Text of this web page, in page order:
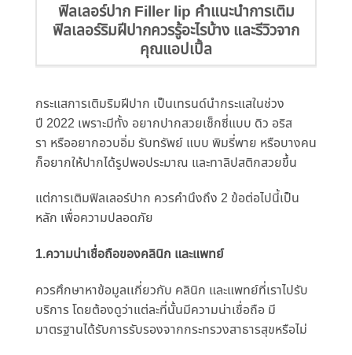
ฟิลเลอร์ปาก Filler lip คำแนะนำการเติม
ฟิลเลอร์ริมฝีปากควรรู้อะไรบ้าง และรีวิวจาก
คุณแอปเปิ้ล
กระแสการเติมริมฝีปาก เป็นเทรนด์นำกระแสในช่วง
ปี 2022 เพราะมีทั้ง อยากปากสวยเซ็กซี่แบบ ดิว อริส
รา หรืออยากอวบอิ่ม รับทรัพย์ แบบ พิมรี่พาย หรือบางคน
ก็อยากให้ปากได้รูปพอประมาณ และทาลิปสติกสวยขึ้น
แต่การเติมฟิลเลอร์ปาก ควรคำนึงถึง 2 ข้อต่อไปนี้เป็น
หลัก เพื่อความปลอดภัย
1.ความน่าเชื่อถือของคลินิก และแพทย์
ควรศึกษาหาข้อมูลเเกี่ยวกับ คลินิก และแพทย์ที่เราไปรับ
บริการ โดยต้องดูว่าแต่ละที่นั้นมีความน่าเชื่อถือ มี
มาตรฐานได้รับการรับรองจากกระทรวงสาธารสุขหรือไม่